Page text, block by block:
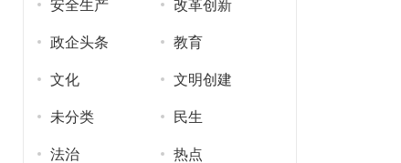
安全生产 改革创新
政企头条 教育
文化 文明创建
未分类 民生
法治 热点